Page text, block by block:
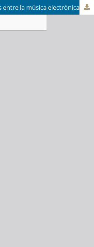
Reconectando: influencias musicales entre la música electrónica de baile y los combos del UK Jazz actual (2016-2023)